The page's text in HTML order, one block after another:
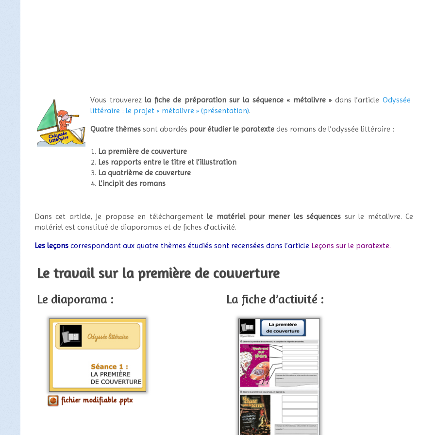
Vous trouverezla fiche de préparation sur la séquence « métalivre » dans l’articleOdyssée
littéraire : le projet « métalivre » (présentation).
Quatre thèmes sont abordés pour étudier le paratexte des romans de l’odyssée littéraire :
La première de couverture
Les rapports entre le titre et l’illustration
La quatrième de couverture
L’incipit des romans
Dans cet article, je propose en téléchargementle matériel pour mener les séquences sur le métalivre. Ce
matériel est constitué de diaporamas et de fiches d’activité.
Les leçons correspondant aux quatre thèmes étudiés sont recensées dans l’article Leçons sur le paratexte.
Le travail sur la première de couverture
Le diaporama : La fiche d’activité :